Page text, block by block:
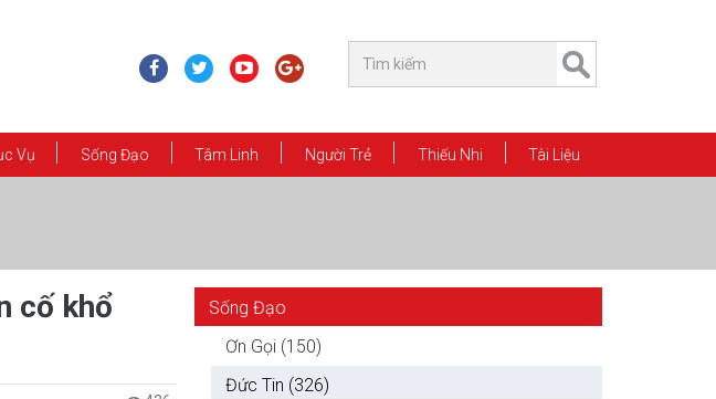
Vụ Sống Đạo Tâm Linh Người Trẻ Thiếu Nhi Tài Liệu
cố khổ
Sống Đạo
Ơn Gọi (150)
Đức Tin (326)